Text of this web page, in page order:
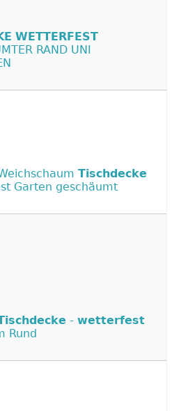
WETTERFEST
RAND UNI
Tischdecke
Garten geschäumt
- wetterfest
Rund